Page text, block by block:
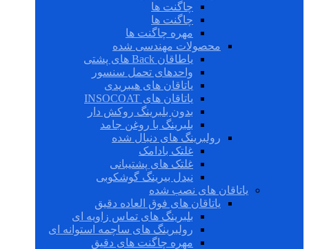
چاگنت ها
چاگنت ها
مهره چاگنت ها
محصولات مهندسی شده
یاطاقان Back های پشتی
واحدهای تحمل سنسور
یاتاقان های هیبریدی
یاتاقان های INSOCOAT
بدون بلبرینگ روکش دار
بلبرینگ با روغن جامد
رولبرینگ های دنبال شده
غلتک بادامک
غلتک های پشتیبانی
نیدل بیرینگ گوشکوبی
یاتاقان های نصب شده
یاتاقان های فوق العاده دقیق
بلبرینگ های تماس زاویه ای
رولبرینگ های ساچمه استوانه ای
مهره چاگنت های دقیق